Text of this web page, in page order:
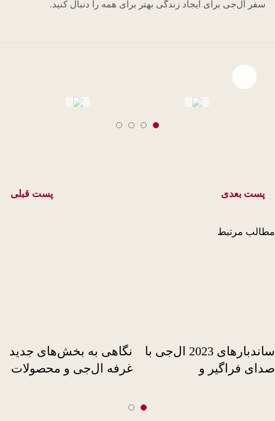
سفر ال‌جی برای ایجاد زندگی بهتر برای همه را دنبال کنید.
Open file download list
پست قبلی پست بعدی
مرتبط
نگاهی به بخش‌های جدید
غرفه ال‌جی و محصولات
نمایشگاه CES 2023
ساندبارهای 2023 ال‌جی با
فراگیر و